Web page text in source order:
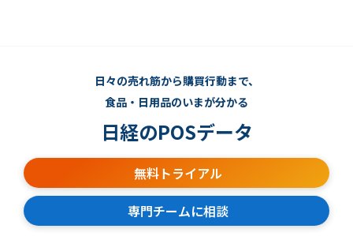
日々の売れ筋から購買行動まで、
食品・日用品のいまが分かる
日経のPOSデータ
無料トライアル
専門チームに相談